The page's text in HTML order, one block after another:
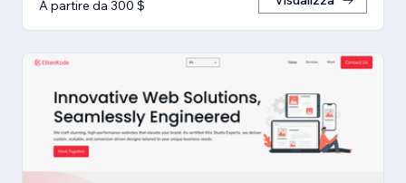
A partire da 300 $